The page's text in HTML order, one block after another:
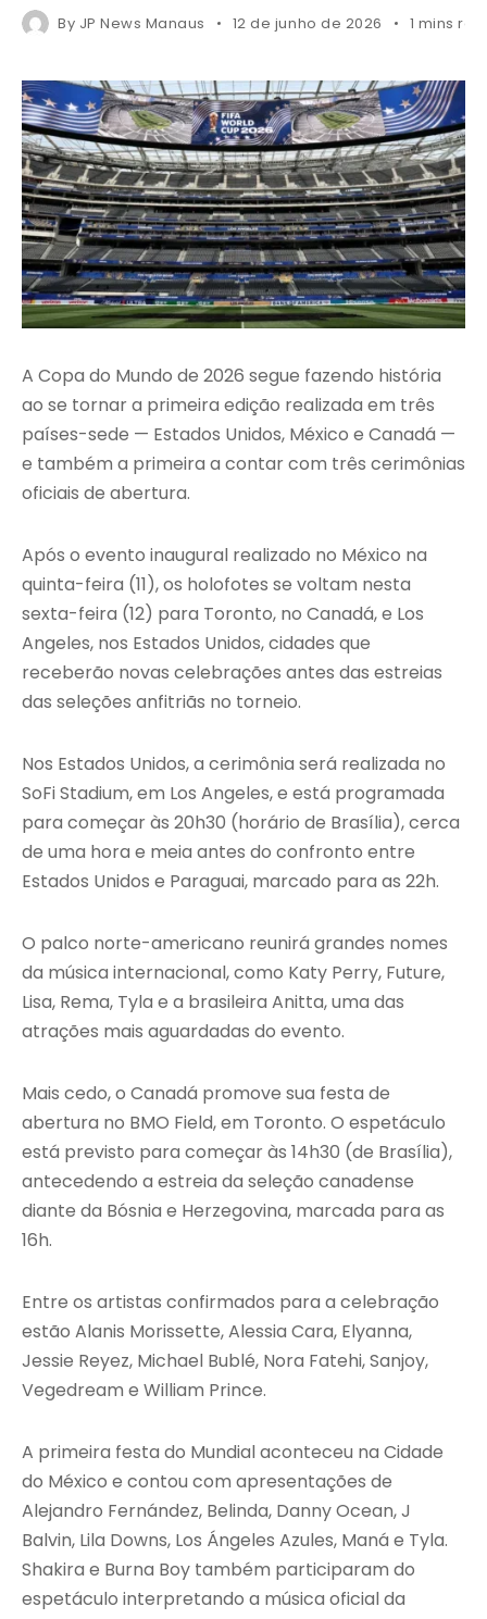
By JP News Manaus 12 de junho de 2026 1 mins
A Copa do Mundo de 2026 segue fazendo história
ao se tornar a primeira edição realizada em três
países-sede — Estados Unidos, México e Canadá —
e também a primeira a contar com três cerimônias
oficiais de abertura.
Após o evento inaugural realizado no México na
quinta-feira (11), os holofotes se voltam nesta
sexta-feira (12) para Toronto, no Canadá, e Los
Angeles, nos Estados Unidos, cidades que
receberão novas celebrações antes das estreias
das seleções anfitriãs no torneio.
Nos Estados Unidos, a cerimônia será realizada no
SoFi Stadium, em Los Angeles, e está programada
para começar às 20h30 (horário de Brasília), cerca
de uma hora e meia antes do confronto entre
Estados Unidos e Paraguai, marcado para as 22h.
O palco norte-americano reunirá grandes nomes
da música internacional, como Katy Perry, Future,
Lisa, Rema, Tyla e a brasileira Anitta, uma das
atrações mais aguardadas do evento.
Mais cedo, o Canadá promove sua festa de
abertura no BMO Field, em Toronto. O espetáculo
está previsto para começar às 14h30 (de Brasília),
antecedendo a estreia da seleção canadense
diante da Bósnia e Herzegovina, marcada para as
16h.
Entre os artistas confirmados para a celebração
estão Alanis Morissette, Alessia Cara, Elyanna,
Jessie Reyez, Michael Bublé, Nora Fatehi, Sanjoy,
Vegedream e William Prince.
A primeira festa do Mundial aconteceu na Cidade
do México e contou com apresentações de
Alejandro Fernández, Belinda, Danny Ocean, J
Balvin, Lila Downs, Los Ángeles Azules, Maná e Tyla.
Shakira e Burna Boy também participaram do
espetáculo interpretando a música oficial da